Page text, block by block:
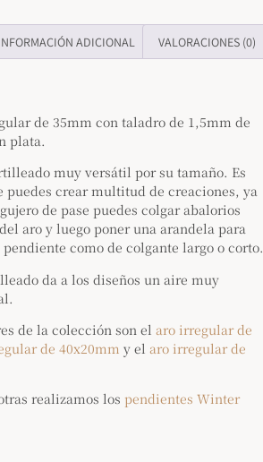
ADICIONAL VALORACIONES (0)
de 35mm con taladro de 1,5mm de
plata.
muy versátil por su tamaño. Es
puedes crear multitud de creaciones, ya
de pase puedes colgar abalorios
aro y luego poner una arandela para
como de colgante largo o corto.
da a los diseños un aire muy
de la colección son el aro irregular de
de 40x20mm y el aro irregular de
realizamos los pendientes Winter